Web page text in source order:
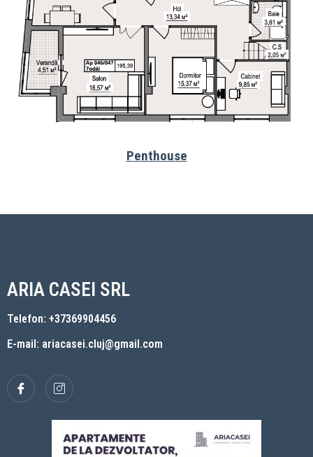
Penthouse
ARIA CASEI SRL
Telefon: +37369904456
E-mail: ariacasei.cluj@gmail.com